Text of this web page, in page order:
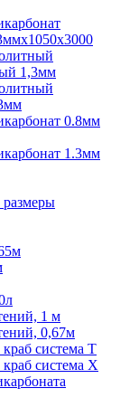
1,3мм
0.8мм
1.3мм
размеры
1 м
0,67м
система Т
система Х